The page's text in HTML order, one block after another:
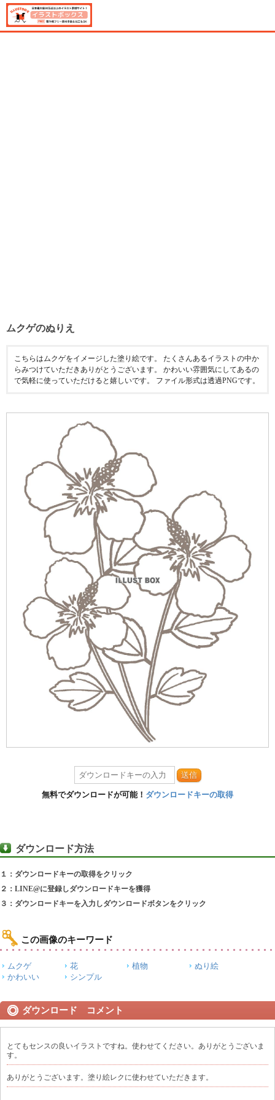
ムクゲのぬりえ
こちらはムクゲをイメージした塗り絵です。 たくさんあるイラストの中か
らみつけていただきありがとうございます。 かわいい雰囲気にしてあるの
で気軽に使っていただけると嬉しいです。 ファイル形式は透過PNGです。
送信
無料でダウンロードが可能！ ダウンロードキーの取得
ダウンロード方法
１：ダウンロードキーの取得をクリック
２：LINE@に登録しダウンロードキーを獲得
３：ダウンロードキーを入力しダウンロードボタンをクリック
この画像のキーワード
ムクゲ 花 植物
ぬり絵
かわいい
シンプル
ダウンロード コメント
とてもセンスの良いイラストですね。使わせてください。ありがとうございま
す。
ありがとうございます。塗り絵レクに使わせていただきます。